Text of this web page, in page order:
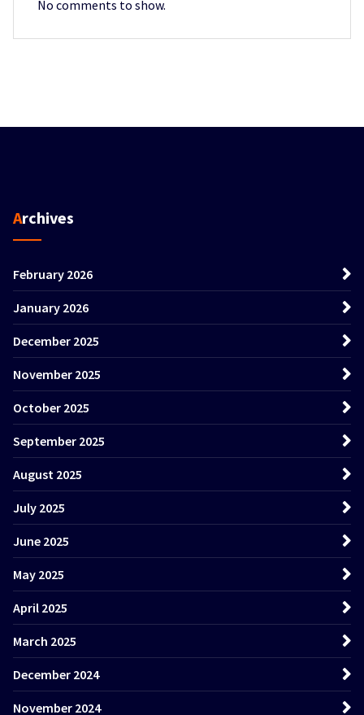
No comments to show.
Archives
February 2026
January 2026
December 2025
November 2025
October 2025
September 2025
August 2025
July 2025
June 2025
May 2025
April 2025
March 2025
December 2024
November 2024